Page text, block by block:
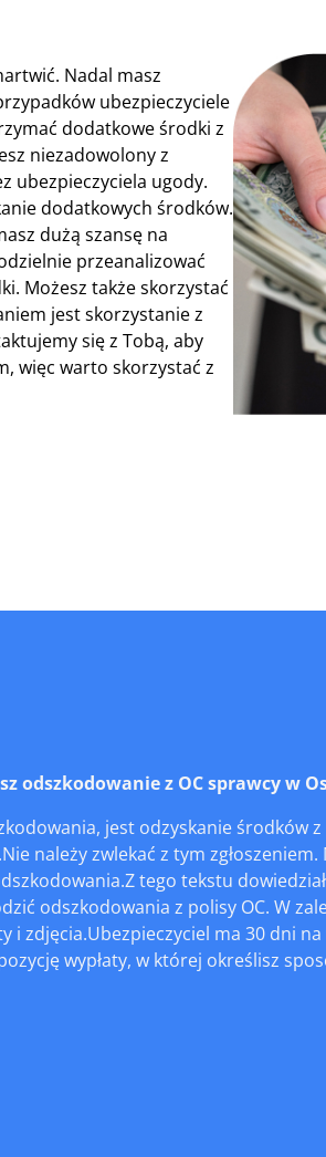
Nadal masz
ubezpieczyciele
dodatkowe środki z
niezadowolony z
ubezpieczyciela ugody.
dodatkowych środków.
dużą szansę na
przeanalizować
Możesz także skorzystać
jest skorzystanie z
się z Tobą, aby
więc warto skorzystać z
odszkodowanie z OC sprawcy w
jest odzyskanie środków z
należy zwlekać z tym
tego tekstu
odszkodowania z polisy OC. W
i zdjęcia.Ubezpieczyciel ma 30 dni
wypłaty, w której określisz